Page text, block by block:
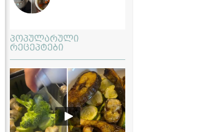
პოპულარული
რეცეპტები